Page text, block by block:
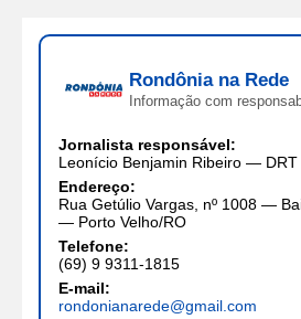
Rondônia na Rede
Informação com
Jornalista responsável:
Leonício Benjamin Ribeiro — DRT
Endereço:
Rua Getúlio Vargas, nº 1008 —
— Porto Velho/RO
Telefone:
(69) 9 9311-1815
E-mail:
rondonianarede@gmail.com